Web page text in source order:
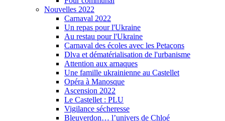
Nouvelles 2022
Carnaval 2022
Un repas pour l'Ukraine
Au restau pour l'Ukraine
Carnaval des écoles avec les Petaçons
Dlva et dématérialisation de l'urbanisme
Attention aux arnaques
Une famille ukrainienne au Castellet
Opéra à Manosque
Ascension 2022
Le Castellet : PLU
Vigilance sécheresse
Bleuverdon… l’univers de Chloé